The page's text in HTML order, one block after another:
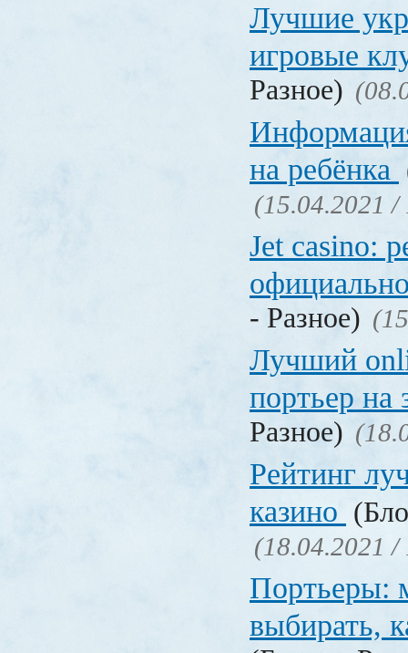
Лучшие
игровые
Разное)
на ребёнка
(15.04.2021 /
Jet casino:
- Разное)
Лучший
портьер на
Разное)
Рейтинг
казино
(18.04.2021 /
Портьеры:
выбирать,